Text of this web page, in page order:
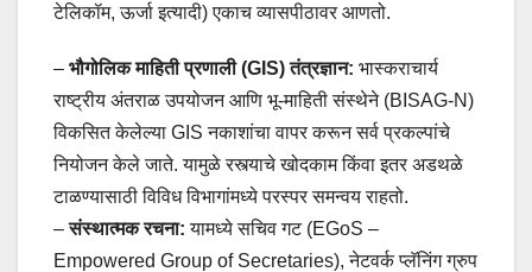
टेलिकॉम, ऊर्जा इत्यादी) एकाच व्यासपीठावर आणतो.
– भौगोलिक माहिती प्रणाली (GIS) तंत्रज्ञान: भास्कराचार्य
राष्ट्रीय अंतराळ उपयोजन आणि भू-माहिती संस्थेने (BISAG-N)
विकसित केलेल्या GIS नकाशांचा वापर करून सर्व प्रकल्पांचे
नियोजन केले जाते. यामुळे रस्त्याचे खोदकाम किंवा इतर अडथळे
टाळण्यासाठी विविध विभागांमध्ये परस्पर समन्वय राहतो.
–संस्थात्मक रचना: यामध्ये सचिव गट (EGoS –
Empowered Group of Secretaries), नेटवर्क प्लॅनिंग ग्रुप